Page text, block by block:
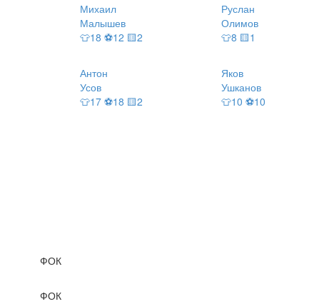
Михаил
Малышев
👕18 ⚽12 🟨2
Руслан
Олимов
👕8 🟨1
Антон
Усов
👕17 ⚽18 🟨2
Яков
Ушканов
👕10 ⚽10
ФОК
ФОК